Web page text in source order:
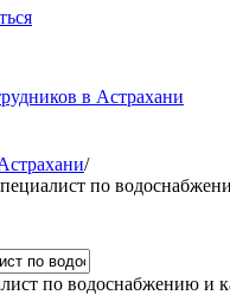
в Астрахани
/
по
по водоснабжению и